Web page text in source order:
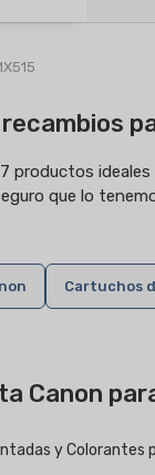
productos
que lo
Cartuchos
Canon
y Colorantes